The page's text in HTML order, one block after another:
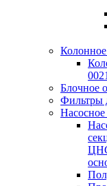
Блочное
Фильтры
Насосное